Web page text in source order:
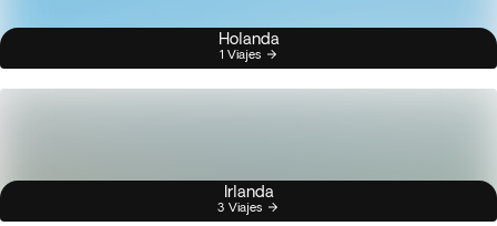
Holanda
1 Viajes
Irlanda
3 Viajes